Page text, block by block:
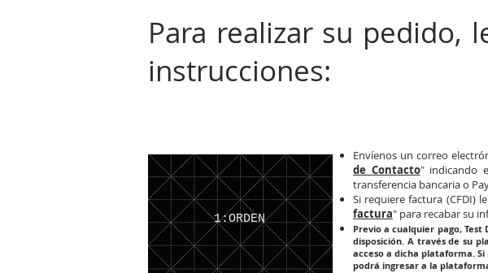
Para realizar su pedido,
instrucciones:
1:ORDEN
Envíenos un correo
de Contacto" indicando
transferencia bancaria o
Si requiere factura (CFDI)
factura" para recabar su
Previo a cualquier pago,
disposición. A través de su
acceso a dicha plataforma.
podrá ingresar a la